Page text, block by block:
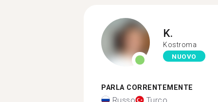
K.
Kostroma
NUOVO
PARLA CORRENTEMENTE
Russo Turco